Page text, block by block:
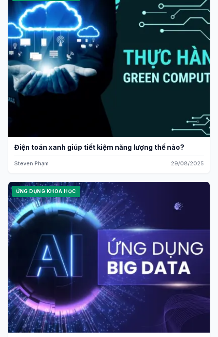
Điện toán xanh giúp tiết kiệm năng lượng thế nào?
Steven Phạm 29/08/2025
ỨNG DỤNG KHOA HỌC